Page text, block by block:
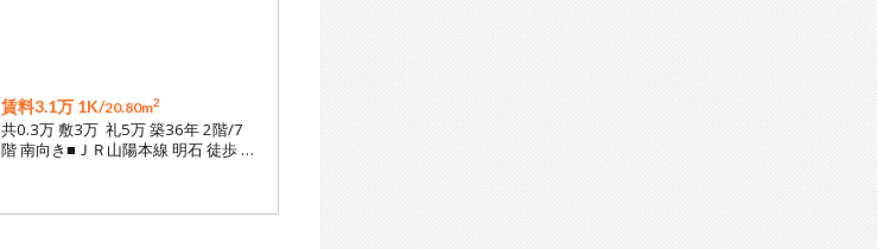
賃料3.1万 1K/20.80m2
共0.3万 敷3万 礼5万 築36年 2階/7
階 南向き■ＪＲ山陽本線 明石 徒歩 …